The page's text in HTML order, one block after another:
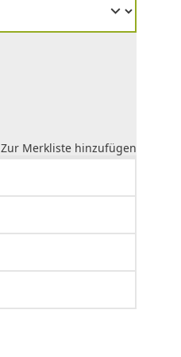
Zur Merkliste hinzufügen